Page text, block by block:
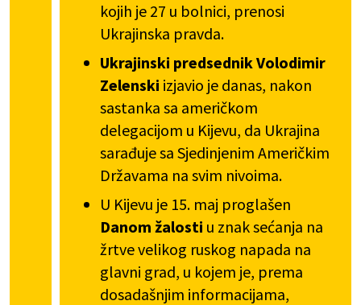
kojih je 27 u bolnici, prenosi
Ukrajinska pravda.
Ukrajinski predsednik Volodimir
Zelenski izjavio je danas, nakon
sastanka sa američkom
delegacijom u Kijevu, da Ukrajina
sarađuje sa Sjedinjenim Američkim
Državama na svim nivoima.
U Kijevu je 15. maj proglašen
Danom žalosti u znak sećanja na
žrtve velikog ruskog napada na
glavni grad, u kojem je, prema
dosadašnjim informacijama,